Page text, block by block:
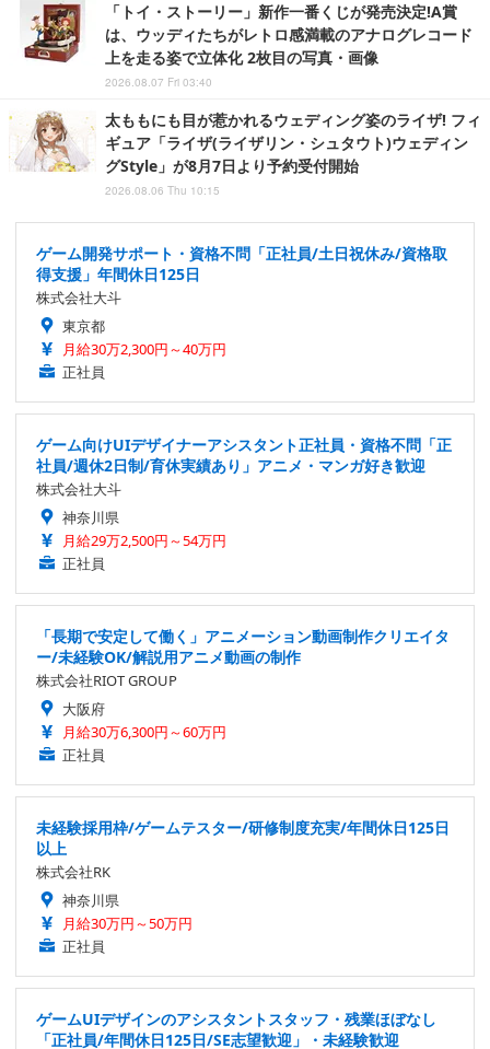
「トイ・ストーリー」新作一番くじが発売決定!A賞
は、ウッディたちがレトロ感満載のアナログレコード
上を走る姿で立体化 2枚目の写真・画像
2026.08.07 Fri 03:40
太ももにも目が惹かれるウェディング姿のライザ! フィ
ギュア「ライザ(ライザリン・シュタウト)ウェディン
グStyle」が8月7日より予約受付開始
2026.08.06 Thu 10:15
ゲーム開発サポート・資格不問「正社員/土日祝休み/資格取
得支援」年間休日125日
株式会社大斗
東京都
月給30万2,300円～40万円
正社員
ゲーム向けUIデザイナーアシスタント正社員・資格不問「正
社員/週休2日制/育休実績あり」アニメ・マンガ好き歓迎
株式会社大斗
神奈川県
月給29万2,500円～54万円
正社員
「長期で安定して働く」アニメーション動画制作クリエイタ
ー/未経験OK/解説用アニメ動画の制作
株式会社RIOT GROUP
大阪府
月給30万6,300円～60万円
正社員
未経験採用枠/ゲームテスター/研修制度充実/年間休日125日
以上
株式会社RK
神奈川県
月給30万円～50万円
正社員
ゲームUIデザインのアシスタントスタッフ・残業ほぼなし
「正社員/年間休日125日/SE志望歓迎」・未経験歓迎